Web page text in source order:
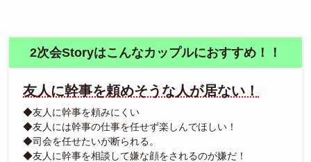
2次会Storyはこんなカップルにおすすめ！！
友人に幹事を頼めそうな人が居ない！
◆友人に幹事を頼みにくい
◆友人には幹事の仕事を任せず楽しんでほしい！
◆司会を任せたいが断られる。
◆友人に幹事を相談して嫌な顔をされるのが嫌だ！